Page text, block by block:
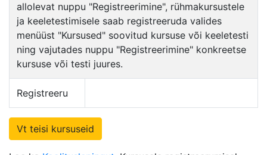
allolevat nuppu "Registreerimine", rühmakursustele
ja keeletestimisele saab registreeruda valides
menüüst "Kursused" soovitud kursuse või keeletesti
ning vajutades nuppu "Registreerimine" konkreetse
kursuse või testi juures.
Registreeru
Vt teisi kursuseid